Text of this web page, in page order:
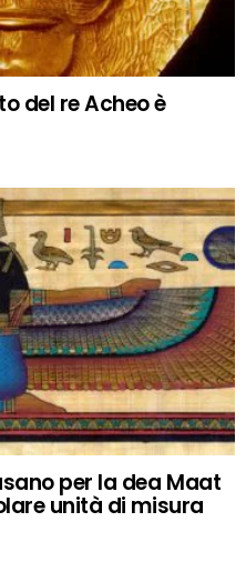
del re Acheo è
per la dea Maat
unità di misura